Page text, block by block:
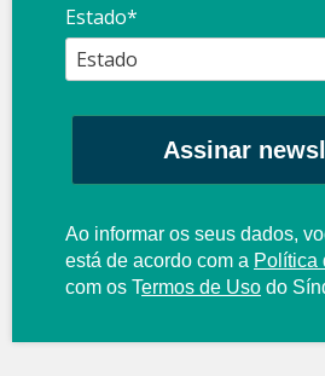
Estado*
Assinar
Ao informar os seus dados,
está de acordo com a Política
com os Termos de Uso do